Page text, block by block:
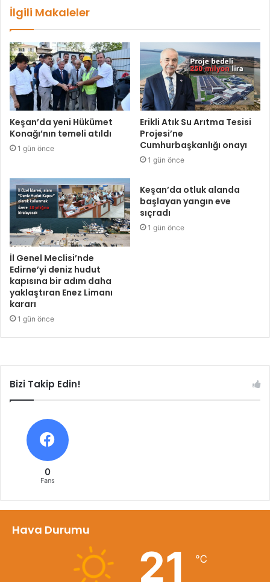
İlgili Makaleler
Keşan’da yeni Hükümet
Konağı’nın temeli atıldı
1 gün önce
Erikli Atık Su Arıtma Tesisi
Projesi’ne
Cumhurbaşkanlığı onayı
1 gün önce
İl Genel Meclisi’nde
Edirne’yi deniz hudut
kapısına bir adım daha
yaklaştıran Enez Limanı
kararı
1 gün önce
Keşan’da otluk alanda
başlayan yangın eve
sıçradı
1 gün önce
Bizi Takip Edin!
0
Fans
Hava Durumu
21 ℃